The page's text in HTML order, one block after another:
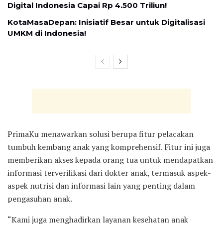
Digital Indonesia Capai Rp 4.500 Triliun!
KotaMasaDepan: Inisiatif Besar untuk Digitalisasi
UMKM di Indonesia!
PrimaKu menawarkan solusi berupa fitur pelacakan
tumbuh kembang anak yang komprehensif. Fitur ini juga
memberikan akses kepada orang tua untuk mendapatkan
informasi terverifikasi dari dokter anak, termasuk aspek-
aspek nutrisi dan informasi lain yang penting dalam
pengasuhan anak.
“Kami juga menghadirkan layanan kesehatan anak